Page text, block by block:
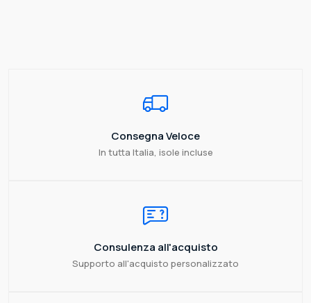
Consegna Veloce
In tutta Italia, isole incluse
Consulenza all'acquisto
Supporto all'acquisto personalizzato